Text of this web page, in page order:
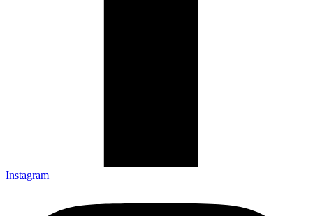
Instagram